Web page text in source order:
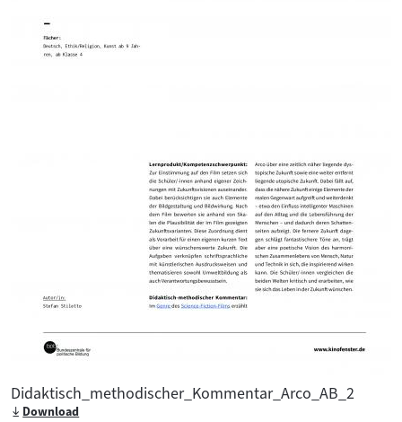
Didaktisch_methodischer_Kommentar_Arco_AB_2
Download